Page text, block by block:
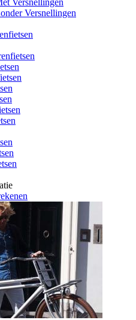
Versnellingen
Versnellingen